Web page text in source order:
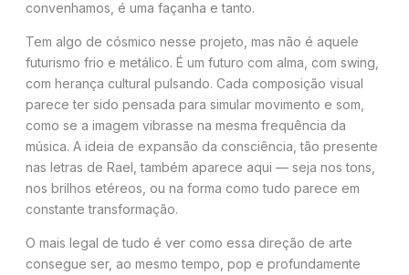
convenhamos, é uma façanha e tanto.
Tem algo de cósmico nesse projeto, mas não é aquele
futurismo frio e metálico. É um futuro com alma, com swing,
com herança cultural pulsando. Cada composição visual
parece ter sido pensada para simular movimento e som,
como se a imagem vibrasse na mesma frequência da
música. A ideia de expansão da consciência, tão presente
nas letras de Rael, também aparece aqui — seja nos tons,
nos brilhos etéreos, ou na forma como tudo parece em
constante transformação.
O mais legal de tudo é ver como essa direção de arte
consegue ser, ao mesmo tempo, pop e profundamente